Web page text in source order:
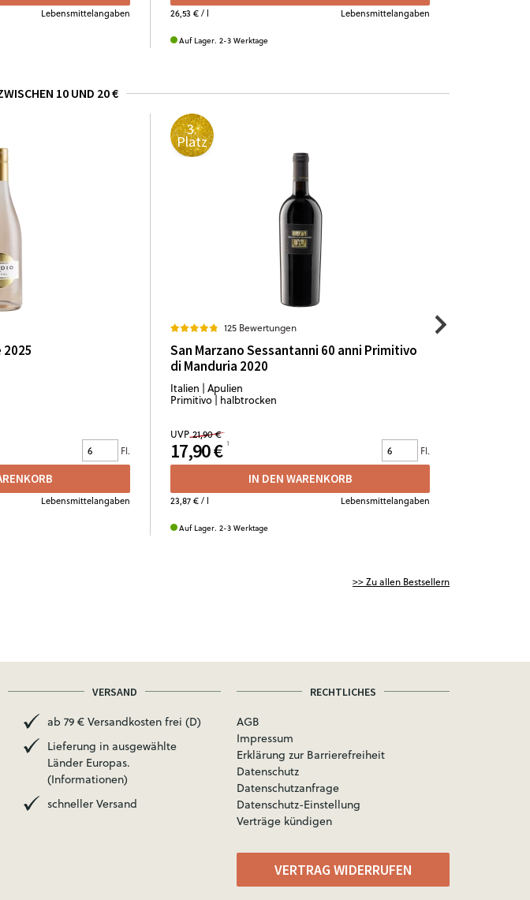
Lebensmittelangaben 26,53 €/ l Lebensmittelangaben
Auf Lager. 2-3 Werktage
10 UND 20 €
Fl.
Lebensmittelangaben
3.
Platz
125 Bewertungen
San Marzano Sessantanni 60 anni Primitivo
di Manduria 2020
Italien | Apulien
Primitivo | halbtrocken
UVP 21,90 €
17,90 € Fl.
IN DEN WARENKORB
23,87 €/ l Lebensmittelangaben
Auf Lager. 2-3 Werktage
>> Zu allen Bestsellern
VERSAND
ab 79 € Versandkosten frei (D)
Lieferung in ausgewählte
Länder Europas.
(Informationen)
schneller Versand
RECHTLICHES
AGB
Impressum
Erklärung zur Barrierefreiheit
Datenschutz
Datenschutzanfrage
Datenschutz-Einstellung
Verträge kündigen
VERTRAG WIDERRUFEN